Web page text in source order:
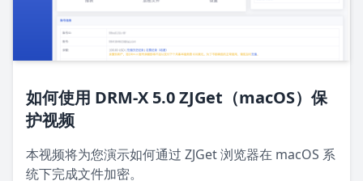
如何使用 DRM-X 5.0 ZJGet（macOS）保
护视频
本视频将为您演示如何通过 ZJGet 浏览器在 macOS 系
统下完成文件加密。